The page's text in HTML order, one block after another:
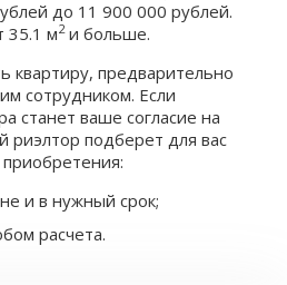
до 11 900 000 рублей.
35.1 м2и больше.
квартиру, предварительно
сотрудником. Если
станет ваше согласие на
риэлтор подберет для вас
и в нужный срок;
расчета.